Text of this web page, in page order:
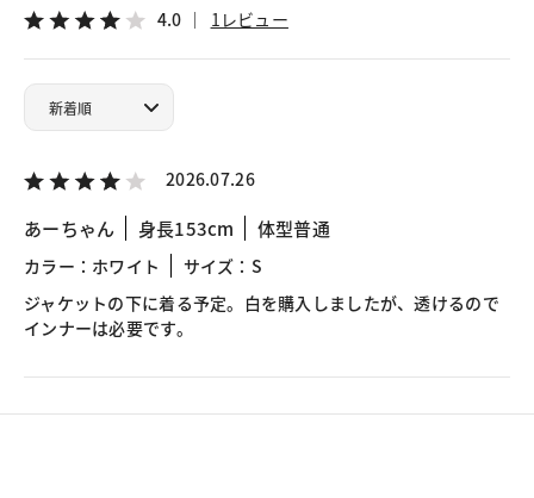
4.0 1レビュー
2026.07.26
あーちゃん 身長153cm 体型普通
カラー：ホワイト
サイズ：S
ジャケットの下に着る予定。白を購入しましたが、透けるので
インナーは必要です。